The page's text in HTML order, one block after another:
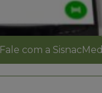
Fale com a SisnacMed